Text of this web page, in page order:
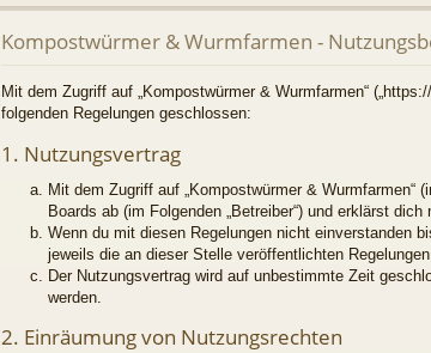
llz
ug
riff
Kompostwürmer & Wurmfarmen -
Mit dem Zugriff auf „Kompostwürmer & Wurmfarmen“
folgenden Regelungen geschlossen:
1. Nutzungsvertrag
Mit dem Zugriff auf „Kompostwürmer & Wurmfarmen“
Boards ab (im Folgenden „Betreiber“) und erklärst
Wenn du mit diesen Regelungen nicht einverstanden
jeweils die an dieser Stelle veröffentlichten
Der Nutzungsvertrag wird auf unbestimmte Zeit
werden.
2. Einräumung von Nutzungsrechten